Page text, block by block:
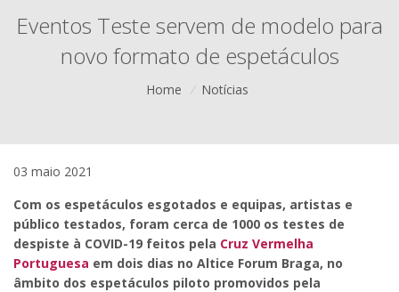
Eventos Teste servem de modelo para
novo formato de espetáculos
Home / Notícias
03 maio 2021
Com os espetáculos esgotados e equipas, artistas e
público testados, foram cerca de 1000 os testes de
despiste à COVID-19 feitos pela Cruz Vermelha
Portuguesa em dois dias no Altice Forum Braga, no
âmbito dos espetáculos piloto promovidos pela